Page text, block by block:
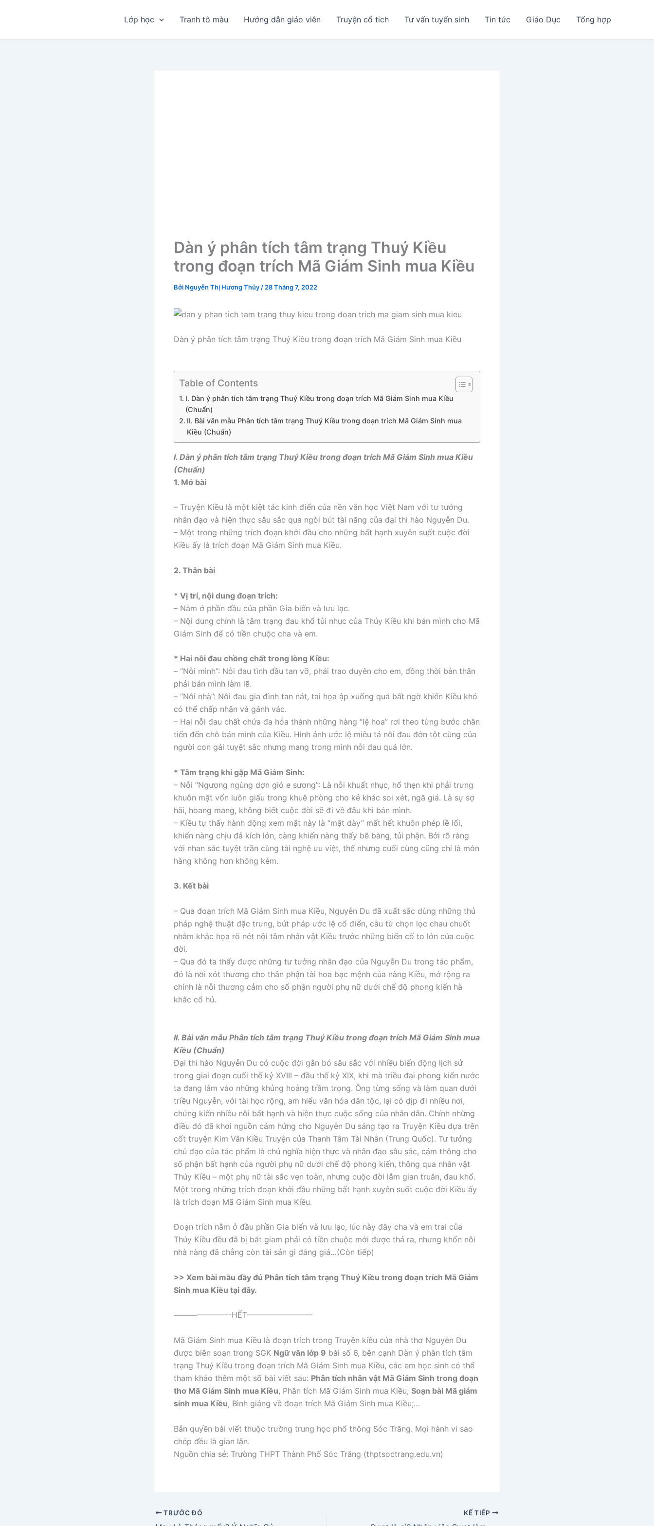
Lớp học Tranh tô màu Hướng dẫn giáo viên Truyện cổ tich Tư vấn tuyển sinh Tin tức Giáo Dục Tổng hợp
Dàn ý phân tích tâm trạng Thuý Kiều
trong đoạn trích Mã Giám Sinh mua Kiều
Bởi Nguyễn Thị Hương Thủy / 28 Tháng 7, 2022
Dàn ý phân tích tâm trạng Thuý Kiều trong đoạn trích Mã Giám Sinh mua Kiều
Table of Contents
I. Dàn ý phân tích tâm trạng Thuý Kiều trong đoạn trích Mã Giám Sinh mua Kiều
(Chuẩn)
II. Bài văn mẫu Phân tích tâm trạng Thuý Kiều trong đoạn trích Mã Giám Sinh mua
Kiều (Chuẩn)
I. Dàn ý phân tích tâm trạng Thuý Kiều trong đoạn trích Mã Giám Sinh mua Kiều
(Chuẩn)
1. Mở bài
– Truyện Kiều là một kiệt tác kinh điển của nền văn học Việt Nam với tư tưởng
nhân đạo và hiện thực sâu sắc qua ngòi bút tài năng của đại thi hào Nguyễn Du.
– Một trong những trích đoạn khởi đầu cho những bất hạnh xuyên suốt cuộc đời
Kiều ấy là trích đoạn Mã Giám Sinh mua Kiều.
2. Thân bài
* Vị trí, nội dung đoạn trích:
– Nằm ở phần đầu của phần Gia biến và lưu lạc.
– Nội dung chính là tâm trạng đau khổ tủi nhục của Thúy Kiều khi bán mình cho Mã
Giám Sinh để có tiền chuộc cha và em.
* Hai nỗi đau chồng chất trong lòng Kiều:
– “Nỗi mình”: Nỗi đau tình đầu tan vỡ, phải trao duyên cho em, đồng thời bản thân
phải bán mình làm lẽ.
– “Nỗi nhà”: Nỗi đau gia đình tan nát, tai họa ập xuống quá bất ngờ khiến Kiều khó
có thể chấp nhận và gánh vác.
– Hai nỗi đau chất chứa đa hóa thành những hàng “lệ hoa” rơi theo từng bước chân
tiến đến chỗ bán mình của Kiều. Hình ảnh ước lệ miêu tả nỗi đau đớn tột cùng của
người con gái tuyệt sắc nhưng mang trong mình nỗi đau quá lớn.
* Tâm trạng khi gặp Mã Giám Sinh:
– Nỗi “Ngượng ngùng dợn gió e sương”: Là nỗi khuất nhục, hổ thẹn khi phải trưng
khuôn mặt vốn luôn giấu trong khuê phòng cho kẻ khác soi xét, ngã giá. Là sự sợ
hãi, hoang mang, không biết cuộc đời sẽ đi về đâu khi bán mình.
– Kiều tự thấy hành động xem mặt này là “mặt dày” mất hết khuôn phép lề lối,
khiến nàng chịu đả kích lớn, càng khiến nàng thấy bẽ bàng, tủi phận. Bởi rõ ràng
với nhan sắc tuyệt trần cùng tài nghệ ưu việt, thế nhưng cuối cùng cũng chỉ là món
hàng không hơn không kém.
3. Kết bài
– Qua đoạn trích Mã Giám Sinh mua Kiều, Nguyễn Du đã xuất sắc dùng những thủ
pháp nghệ thuật đặc trưng, bút pháp ước lệ cổ điển, câu từ chọn lọc chau chuốt
nhằm khắc họa rõ nét nội tâm nhân vật Kiều trước những biến cố to lớn của cuộc
đời.
– Qua đó ta thấy được những tư tưởng nhân đạo của Nguyễn Du trong tác phẩm,
đó là nỗi xót thương cho thân phận tài hoa bạc mệnh của nàng Kiều, mở rộng ra
chính là nỗi thương cảm cho số phận người phụ nữ dưới chế độ phong kiến hà
khắc cổ hủ.
II. Bài văn mẫu Phân tích tâm trạng Thuý Kiều trong đoạn trích Mã Giám Sinh mua
Kiều (Chuẩn)
Đại thi hào Nguyễn Du có cuộc đời gắn bó sâu sắc với nhiều biến động lịch sử
trong giai đoạn cuối thế kỷ XVIII – đầu thế kỷ XIX, khi mà triều đại phong kiến nước
ta đang lâm vào những khủng hoảng trầm trọng. Ông từng sống và làm quan dưới
triều Nguyễn, với tài học rộng, am hiểu văn hóa dân tộc, lại có dịp đi nhiều nơi,
chứng kiến nhiều nỗi bất hạnh và hiện thực cuộc sống của nhân dân. Chính những
điều đó đã khơi nguồn cảm hứng cho Nguyễn Du sáng tạo ra Truyện Kiều dựa trên
cốt truyện Kim Vân Kiều Truyện của Thanh Tâm Tài Nhân (Trung Quốc). Tư tưởng
chủ đạo của tác phẩm là chủ nghĩa hiện thực và nhân đạo sâu sắc, cảm thông cho
số phận bất hạnh của người phụ nữ dưới chế độ phong kiến, thông qua nhân vật
Thúy Kiều – một phụ nữ tài sắc vẹn toàn, nhưng cuộc đời lắm gian truân, đau khổ.
Một trong những trích đoạn khởi đầu những bất hạnh xuyên suốt cuộc đời Kiều ấy
là trích đoạn Mã Giám Sinh mua Kiều.
Đoạn trích nằm ở đầu phần Gia biến và lưu lạc, lúc này đây cha và em trai của
Thúy Kiều đều đã bị bắt giam phải có tiền chuộc mới được thả ra, nhưng khốn nỗi
nhà nàng đã chẳng còn tài sản gì đáng giá…(Còn tiếp)
>> Xem bài mẫu đầy đủ Phân tích tâm trạng Thuý Kiều trong đoạn trích Mã Giám
Sinh mua Kiều tại đây.
———————-HẾT————————-
Mã Giám Sinh mua Kiều là đoạn trích trong Truyện kiều của nhà thơ Nguyễn Du
được biên soạn trong SGK Ngữ văn lớp 9 bài số 6, bên cạnh Dàn ý phân tích tâm
trạng Thuý Kiều trong đoạn trích Mã Giám Sinh mua Kiều, các em học sinh có thể
tham khảo thêm một số bài viết sau: Phân tích nhân vật Mã Giám Sinh trong đoạn
thơ Mã Giám Sinh mua Kiều, Phân tích Mã Giám Sinh mua Kiều, Soạn bài Mã giám
sinh mua Kiều, Bình giảng về đoạn trích Mã Giám Sinh mua Kiều;…
Bản quyền bài viết thuộc trường trung học phổ thông Sóc Trăng. Mọi hành vi sao
chép đều là gian lận.
Nguồn chia sẻ: Trường THPT Thành Phố Sóc Trăng (thptsoctrang.edu.vn)
TRƯỚC ĐÓ KẾ TIẾP